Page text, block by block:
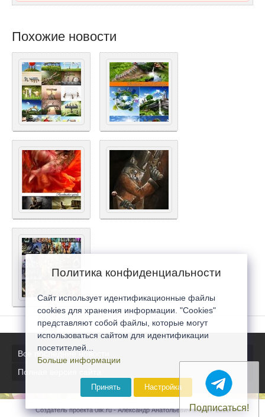
Похожие новости
Все последние новости
Полная версия сайта
Создатель проекта 0lik.ru - Александр Анатольевич © 2007-2026
Подписаться!
Политика конфиденциальности
Сайт использует идентификационные файлы
cookies для хранения информации. "Cookies"
представляют собой файлы, которые могут
использоваться сайтом для идентификации
посетителей...
Больше информации
Принять Настройка